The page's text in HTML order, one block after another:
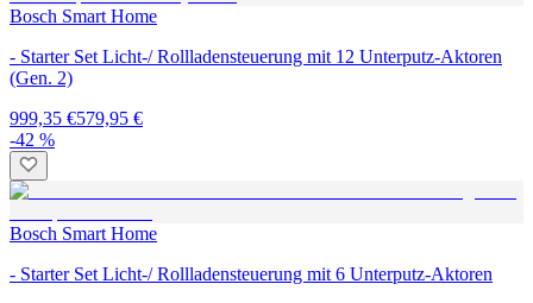
Bosch Smart Home
- Starter Set Licht-/ Rollladensteuerung mit 12 Unterputz-Aktoren
(Gen. 2)
999,35 €579,95 €
-42 %
Bosch Smart Home
- Starter Set Licht-/ Rollladensteuerung mit 6 Unterputz-Aktoren